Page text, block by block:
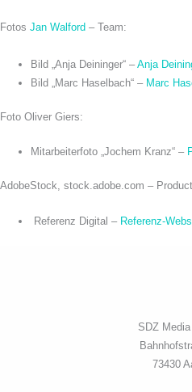
Fotos Jan Walford – Team:
Bild „Anja Deininger“ –Anja
Bild „Marc Haselbach“ – Marc
Foto Oliver Giers:
Mitarbeiterfoto „Jochem Kranz“ –
AdobeStock, stock.adobe.com –
Referenz Digital – Referenz-
SDZ
73430